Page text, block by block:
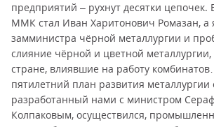
предприятий – рухнут десятки цепочек.
ММК стал Иван Харитонович Ромазан, а
замминистра чёрной металлургии и
слияние чёрной и цветной
стране, влиявшие на работу
пятилетний план развития металлургии
разработанный нами с министром
Колпаковым, осуществился,